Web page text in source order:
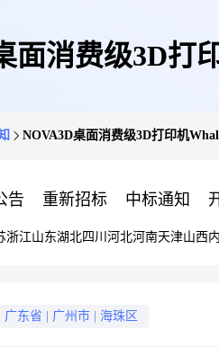
面消费级3D打
NOVA3D桌面消费级3D打印机
告 重新招标 中标通知
浙江山东湖北四川 河北河南天津山西
广东省 广州市 海珠区